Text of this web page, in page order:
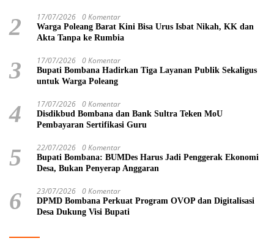
2 17/07/2026 0 Komentar
Warga Poleang Barat Kini Bisa Urus Isbat Nikah, KK dan
Akta Tanpa ke Rumbia
3 17/07/2026 0 Komentar
Bupati Bombana Hadirkan Tiga Layanan Publik Sekaligus
untuk Warga Poleang
4 17/07/2026 0 Komentar
Disdikbud Bombana dan Bank Sultra Teken MoU
Pembayaran Sertifikasi Guru
5 22/07/2026 0 Komentar
Bupati Bombana: BUMDes Harus Jadi Penggerak Ekonomi
Desa, Bukan Penyerap Anggaran
6 23/07/2026 0 Komentar
DPMD Bombana Perkuat Program OVOP dan Digitalisasi
Desa Dukung Visi Bupati